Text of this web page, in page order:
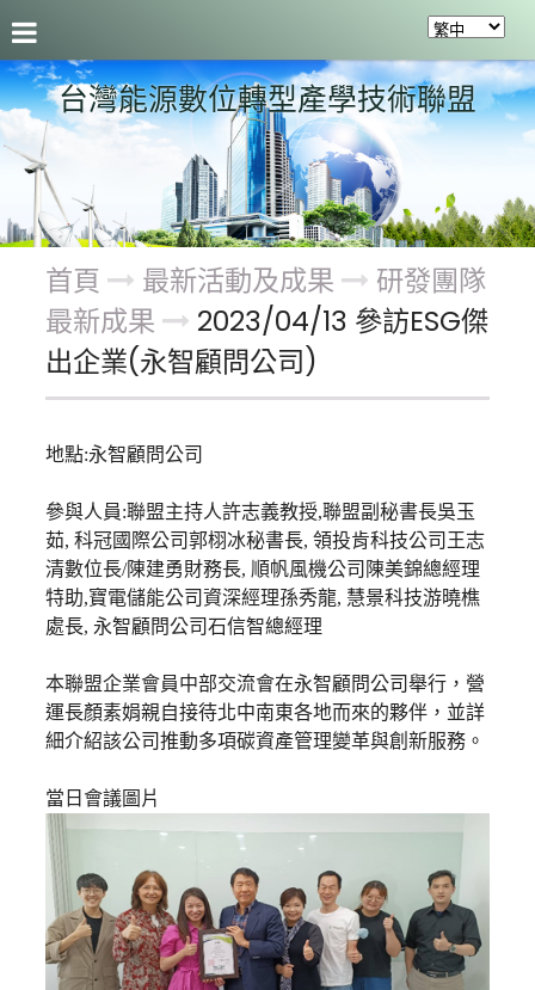
台灣能源數位轉型產學技術聯盟
聯盟介紹 最新活動及成果 會員服務 關於聯盟
首頁 最新活動及成果
研發團隊
最新成果
2023/04/13 參訪ESG傑
出企業(永智顧問公司)
地點:永智顧問公司
參與人員:聯盟主持人許志義教授,聯盟副秘書長吳玉
茹, 科冠國際公司郭栩冰秘書長, 領投肯科技公司王志
清數位長/陳建勇財務長, 順帆風機公司陳美錦總經理
特助,寶電儲能公司資深經理孫秀龍, 慧景科技游曉樵
處長, 永智顧問公司石信智總經理
本聯盟企業會員中部交流會在永智顧問公司舉行，營
運長顏素娟親自接待北中南東各地而來的夥伴，並詳
細介紹該公司推動多項碳資產管理變革與創新服務。
當日會議圖片